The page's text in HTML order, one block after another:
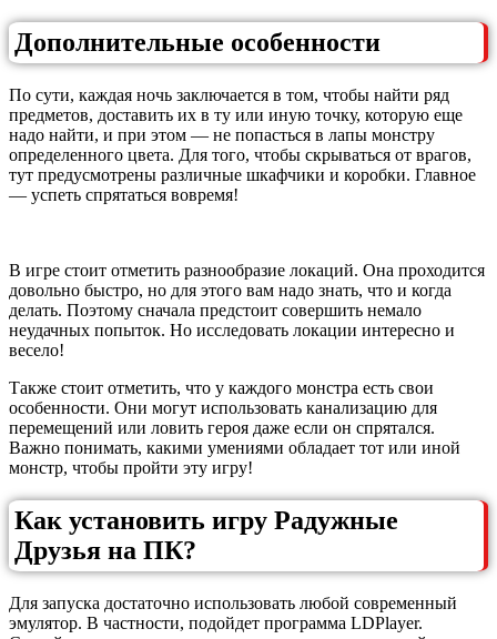
Дополнительные особенности
По сути, каждая ночь заключается в том, чтобы найти ряд
предметов, доставить их в ту или иную точку, которую еще
надо найти, и при этом — не попасться в лапы монстру
определенного цвета. Для того, чтобы скрываться от врагов,
тут предусмотрены различные шкафчики и коробки. Главное
— успеть спрятаться вовремя!
В игре стоит отметить разнообразие локаций. Она проходится
довольно быстро, но для этого вам надо знать, что и когда
делать. Поэтому сначала предстоит совершить немало
неудачных попыток. Но исследовать локации интересно и
весело!
Также стоит отметить, что у каждого монстра есть свои
особенности. Они могут использовать канализацию для
перемещений или ловить героя даже если он спрятался.
Важно понимать, какими умениями обладает тот или иной
монстр, чтобы пройти эту игру!
Как установить игру Радужные
Друзья на ПК?
Для запуска достаточно использовать любой современный
эмулятор. В частности, подойдет программа LDPlayer.